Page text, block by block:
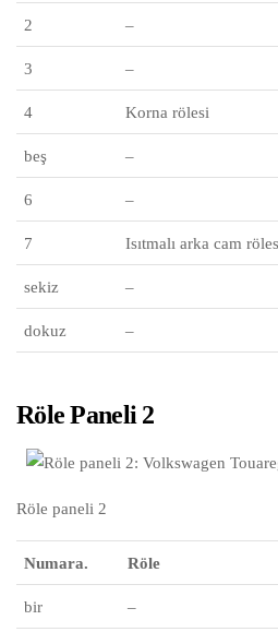
2 –
3 –
4 Korna rölesi
beş –
6 –
7 Isıtmalı arka cam
sekiz –
dokuz –
Röle Paneli 2
Röle paneli 2
Numara. Röle
bir –